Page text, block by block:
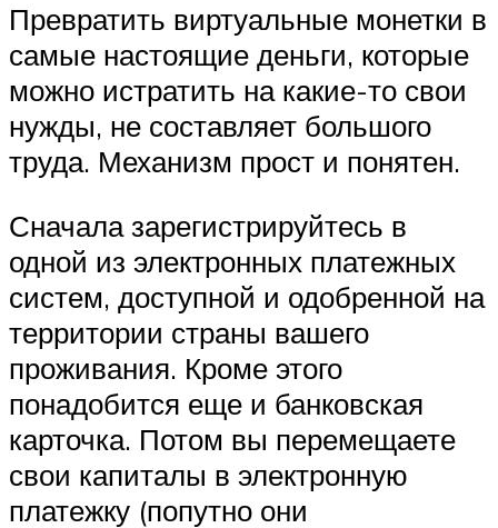
Превратить виртуальные монетки в
самые настоящие деньги, которые
можно истратить на какие-то свои
нужды, не составляет большого
труда. Механизм прост и понятен.
Сначала зарегистрируйтесь в
одной из электронных платежных
систем, доступной и одобренной на
территории страны вашего
проживания. Кроме этого
понадобится еще и банковская
карточка. Потом вы перемещаете
свои капиталы в электронную
платежку (попутно они